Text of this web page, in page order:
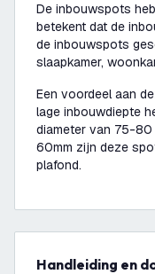
De inbouwspots
betekent dat de
de inbouwspots
slaapkamer,
Een voordeel aan
lage inbouwdiepte
diameter van 75-80
60mm zijn deze
plafond.
Handleiding en